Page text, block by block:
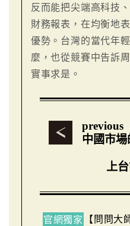
反而能把尖端高科技
財務報表，在均衡地
優勢。台灣的當代年
麼，也從競賽中告訴
實事求是。
previous
中國市場
上
官網獨家 【問問大